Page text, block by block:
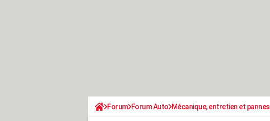
Forum Forum Auto Mécanique, entretien et pannes